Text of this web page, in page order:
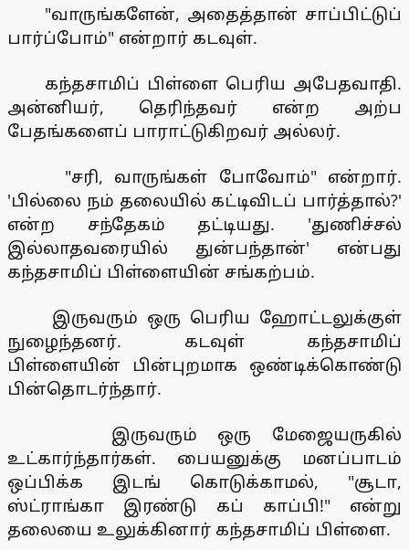
"வாருங்களேன், அதைத்தான் சாப்பிட்டுப்
பார்ப்போம்" என்றார் கடவுள்.
கந்தசாமிப் பிள்ளை பெரிய அபேதவாதி.
அன்னியர், தெரிந்தவர் என்ற அற்ப
பேதங்களைப் பாராட்டுகிறவர் அல்லர்.
"சரி, வாருங்கள் போவோம்" என்றார்.
'பில்லை நம் தலையில் கட்டிவிடப் பார்த்தால்?'
என்ற சந்தேகம் தட்டியது. 'துணிச்சல்
இல்லாதவரையில் துன்பந்தான்' என்பது
கந்தசாமிப் பிள்ளையின் சங்கற்பம்.
இருவரும் ஒரு பெரிய ஹோட்டலுக்குள்
நுழைந்தனர். கடவுள் கந்தசாமிப்
பிள்ளையின் பின்புறமாக ஒண்டிக்கொண்டு
பின்தொடர்ந்தார்.
இருவரும் ஒரு மேஜையருகில்
உட்கார்ந்தார்கள். பையனுக்கு மனப்பாடம்
ஒப்பிக்க இடங் கொடுக்காமல், "சூடா,
ஸ்ட்ராங்கா இரண்டு கப் காப்பி!" என்று
தலையை உலுக்கினார் கந்தசாமிப் பிள்ளை.